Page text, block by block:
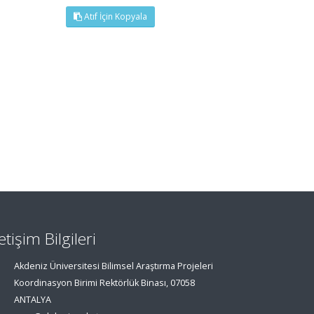
Atıf İçin Kopyala
Bilgileri
Akdeniz Üniversitesi Bilimsel Araştırma Projeleri
Koordinasyon Birimi Rektörlük Binası, 07058
ANTALYA